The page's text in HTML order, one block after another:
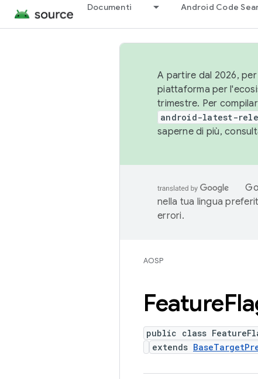
Documenti Android Code
A partire dal 2026,
piattaforma per
trimestre. Per
android-latest-
saperne di più,
nella tua lingua
errori.
AOSP
Feature
public class
extends